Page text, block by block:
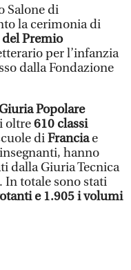
Salone di
la cerimonia di
Premio
per l’infanzia
dalla Fondazione
Popolare
oltre610 classi
diFranciae
hanno
dalla Giuria Tecnica
In totale sono stati
e 1.905 i volumi